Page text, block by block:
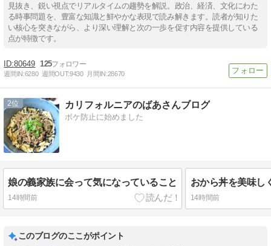
見抜き、鋭い視点でリアルタイムの趨勢を解説。政治、経済、文化にわた
る時事問題を、豊富な知識と鮮やかな表現で読み解きます。読者が知りた
い核心を突きながら、より深い理解と次の一歩を促す内容を提供している
点が特徴です。
80649 125
週間IN:6280 週間OUT:9430 月間IN:28670
2 カリフォルニアのばあさんブログ
ボケ防止に始めました
娘の義家族に会って気になっていること
14時間前
おから丼を美味し
14時間前
このブログのここがポイント